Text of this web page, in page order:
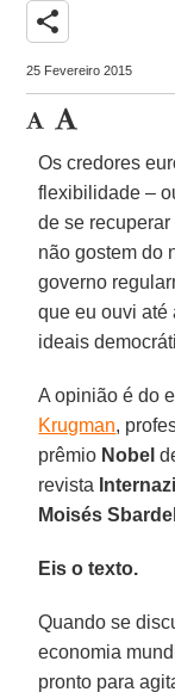
share
25 Fevereiro 2015
Os credores
flexibilidade –
de se
não gostem do
governo
que eu ouvi até
ideais
A opinião é do
Krugman,
prêmio Nobel
revista
Moisés
Eis o texto.
Quando se
economia
pronto para